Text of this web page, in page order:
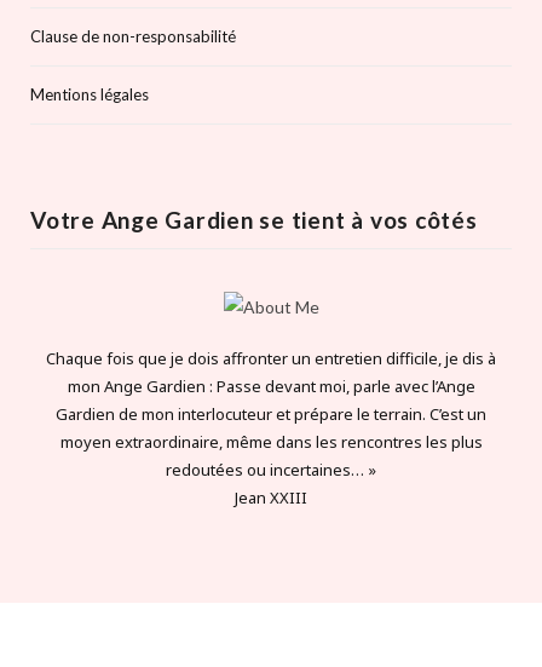
Clause de non-responsabilité
Mentions légales
Votre Ange Gardien se tient à vos côtés
Chaque fois que je dois affronter un entretien difficile, je dis à
mon Ange Gardien : Passe devant moi, parle avec l’Ange
Gardien de mon interlocuteur et prépare le terrain. C’est un
moyen extraordinaire, même dans les rencontres les plus
redoutées ou incertaines… »
Jean XXIII